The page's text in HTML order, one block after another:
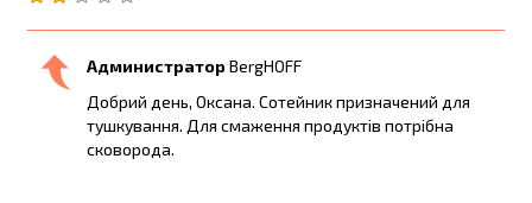
Администратор BergHOFF
Добрий день, Оксана. Сотейник призначений для
тушкування. Для смаження продуктів потрібна
сковорода.